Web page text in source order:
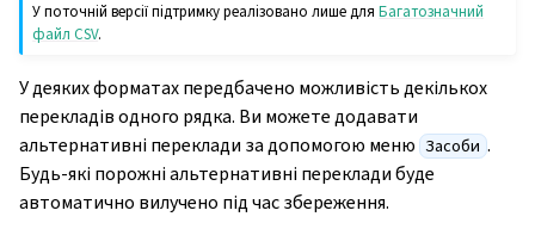
У поточній версії підтримку реалізовано лише дляБагатозначний
файл CSV.
У деяких форматах передбачено можливість декількох
перекладів одного рядка. Ви можете додавати
альтернативні переклади за допомогою меню Засоби .
Будь-які порожні альтернативні переклади буде
автоматично вилучено під час збереження.